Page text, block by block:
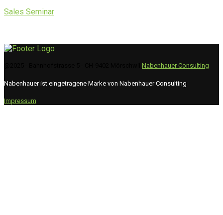
Sales Seminar
Nabenhauer Consulting
Nabenhauer ist eingetragene Marke von Nabenhauer Consulting
Impressum